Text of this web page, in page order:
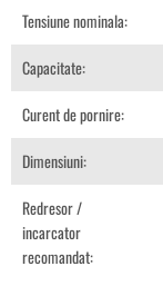
Tensiune nominala:
Capacitate:
Curent de pornire:
Dimensiuni:
Redresor /
incarcator
recomandat: